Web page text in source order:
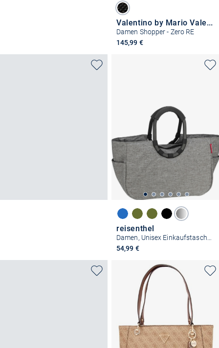
Valentino by Mario Valentino
Damen Shopper - Zero RE
145,99 €
reisenthel
Damen, Unisex Einkaufstasche - loopshopper M frame
54,99 €